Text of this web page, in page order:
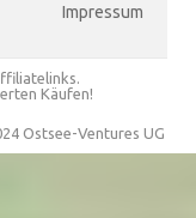
Impressum
Käufen!
Ostsee-Ventures UG